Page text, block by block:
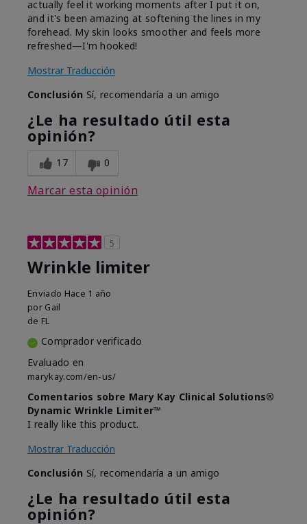
actually feel it working moments after I put it on,
and it's been amazing at softening the lines in my
forehead. My skin looks smoother and feels more
refreshed—I'm hooked!
Mostrar Traducción
Conclusión Sí, recomendaría a un amigo
¿Le ha resultado útil esta
opinión?
17 0
Marcar esta opinión
5
Wrinkle limiter
Enviado Hace 1 año
por Gail
de FL
Comprador verificado
Evaluado en
marykay.com/en-us/
Comentarios sobre Mary Kay Clinical Solutions®
Dynamic Wrinkle Limiter™
I really like this product.
Mostrar Traducción
Conclusión Sí, recomendaría a un amigo
¿Le ha resultado útil esta
opinión?